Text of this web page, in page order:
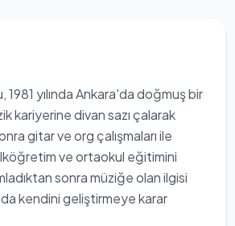
1981 yılında Ankara'da doğmuş bir
kariyerine divan sazı çalarak
gitar ve org çalışmaları ile
ve ortaokul eğitimini
sonra müziğe olan ilgisi
kendini geliştirmeye karar